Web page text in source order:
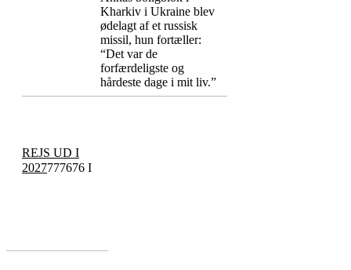
Kharkiv i Ukraine blev
ødelagt af et russisk
missil, hun fortæller:
“Det var de
forfærdeligste og
hårdeste dage i mit liv.”
REJS UD I
2027777676 I